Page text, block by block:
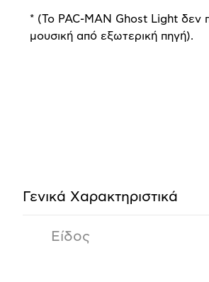
* (Το PAC-MAN Ghost Light δεν
μουσική από εξωτερική πηγή).
Γενικά Xαρακτηριστικά
Είδος